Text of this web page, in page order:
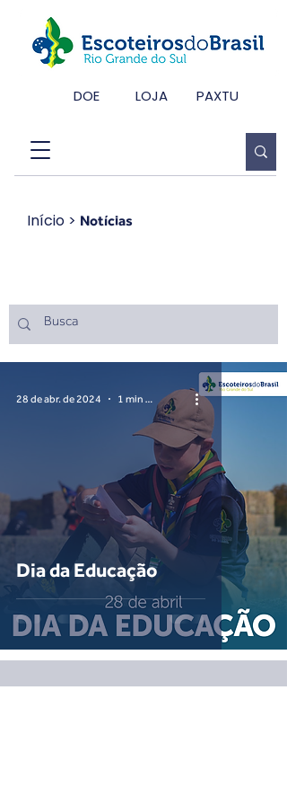
DOE LOJA PAXTU
Início > Notícias
Dia da Educação
28 de abr. de 2024 1 min de leitura